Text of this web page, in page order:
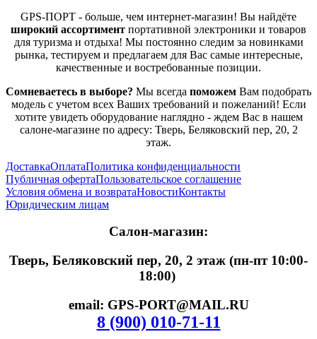
GPS-ПОРТ - больше, чем интернет-магазин! Вы найдёте
широкий ассортимент портативной электроники и товаров
для туризма и отдыха! Мы постоянно следим за новинками
рынка, тестируем и предлагаем для Вас самые интересные,
качественные и востребованные позиции.
Сомневаетесь в выборе? Мы всегда поможем Вам подобрать
модель с учетом всех Ваших требований и пожеланий! Если
хотите увидеть оборудование наглядно - ждем Вас в нашем
салоне-магазине по адресу: Тверь, Беляковский пер, 20, 2
этаж.
ДоставкаОплатаПолитика конфиденциальности
Публичная офертаПользовательское соглашение
Условия обмена и возвратаНовостиКонтакты
Юридическим лицам
Салон-магазин:
Тверь, Беляковский пер, 20, 2 этаж (пн-пт 10:00-
18:00)
email: GPS-PORT@MAIL.RU
8 (900) 010-71-11